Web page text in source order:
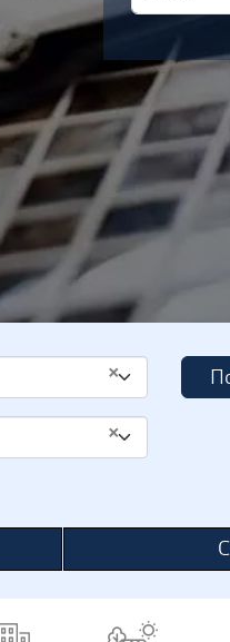
×
×